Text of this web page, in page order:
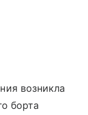
возникла
борта